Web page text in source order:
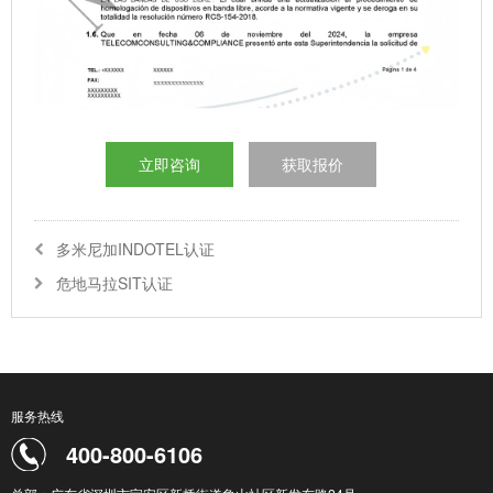
立即咨询 获取报价
多米尼加INDOTEL认证
危地马拉SIT认证
服务热线
400-800-6106